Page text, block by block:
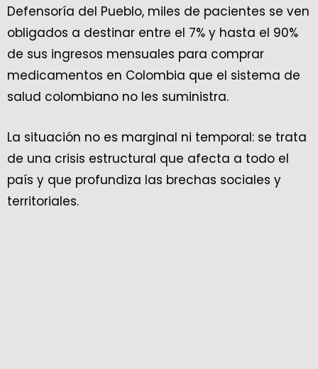
Defensoría del Pueblo, miles de pacientes se ven
obligados a destinar entre el 7% y hasta el 90%
de sus ingresos mensuales para comprar
medicamentos en Colombia que el sistema de
salud colombiano no les suministra.
La situación no es marginal ni temporal: se trata
de una crisis estructural que afecta a todo el
país y que profundiza las brechas sociales y
territoriales.